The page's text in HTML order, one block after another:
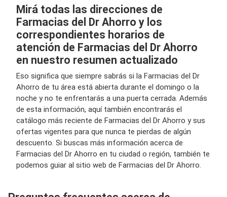
Mirá todas las direcciones de
Farmacias del Dr Ahorro y los
correspondientes horarios de
atención de Farmacias del Dr Ahorro
en nuestro resumen actualizado
Eso significa que siempre sabrás si la Farmacias del Dr
Ahorro de tu área está abierta durante el domingo o la
noche y no te enfrentarás a una puerta cerrada. Además
de esta información, aquí también encontrarás el
catálogo más reciente de Farmacias del Dr Ahorro y sus
ofertas vigentes para que nunca te pierdas de algún
descuento. Si buscas más información acerca de
Farmacias del Dr Ahorro en tu ciudad o región, también te
podemos guiar al sitio web de Farmacias del Dr Ahorro.